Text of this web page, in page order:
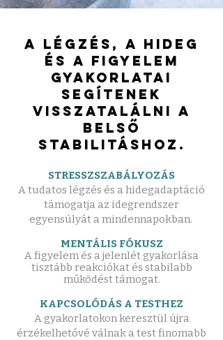
A légzés, a hideg
és a figyelem
gyakorlatai
segítenek
visszatalálni a
belső
stabilitáshoz.
STRESSZSZABÁLYOZÁS
A tudatos légzés és a hidegadaptáció
támogatja az idegrendszer
egyensúlyát a mindennapokban.
MENTÁLIS FÓKUSZ
A figyelem és a jelenlét gyakorlása
tisztább reakciókat és stabilabb
működést támogat.
KAPCSOLÓDÁS A TESTHEZ
A gyakorlatokon keresztül újra
érzékelhetővé válnak a test finomabb